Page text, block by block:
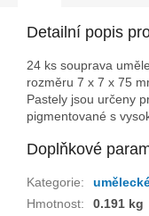
Detailní popis
24 ks souprava
rozměru 7 x 7 x 75
Pastely jsou určeny
pigmentované s
Doplňkové
Kategorie:
Hmotnost:
0.191 kg